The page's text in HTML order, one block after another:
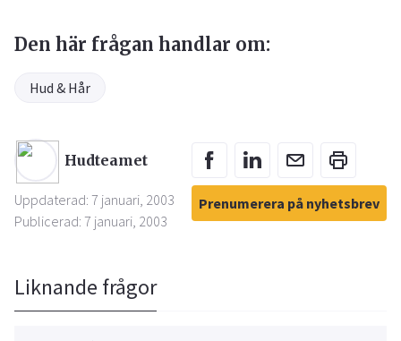
Den här frågan handlar om:
Hud & Hår
Hudteamet
Uppdaterad: 7 januari, 2003
Publicerad: 7 januari, 2003
Prenumerera på nyhetsbrev
Liknande frågor